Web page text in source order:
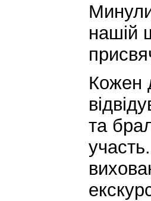
нашій
Кожен
та